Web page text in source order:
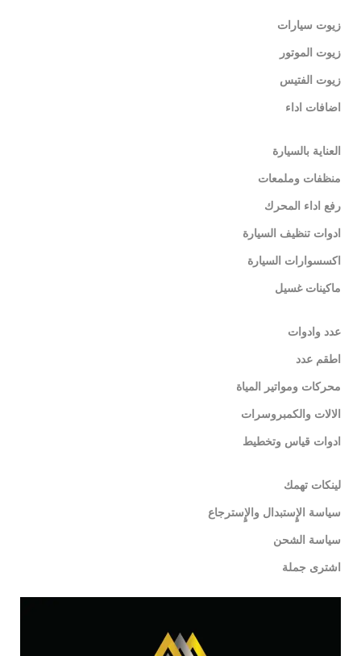
زيوت سيارات
زيوت الموتور
زيوت الفتيس
اضافات اداء
العناية بالسيارة
منظفات وملمعات
رفع اداء المحرك
ادوات تنظيف السيارة
اكسسوارات السيارة
ماكينات غسيل
عدد وادوات
اطقم عدد
محركات ومواتير المياة
الالات والكمبروسرات
ادوات قياس وتخطيط
لينكات تهمك
سياسة الإٍستبدال والإٍسترجاع
سياسة الشحن
اشترى جملة